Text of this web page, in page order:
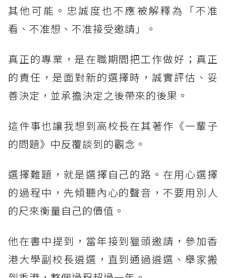
其他可能。忠誠度也不應被解釋為「不准
看、不准想、不准接受邀請」。
真正的專業，是在職期間把工作做好；真正
的責任，是面對新的選擇時，誠實評估、妥
善決定，並承擔決定之後帶來的後果。
這件事也讓我想到高校長在其著作《一輩子
的問題》中反覆談到的觀念。
選擇難題，就是選擇自己的路。在用心選擇
的過程中，先傾聽內心的聲音，不要用別人
的尺來衡量自己的價值。
他在書中提到，當年接到獵頭邀請，參加香
港大學副校長遴選，直到通過遴選、舉家搬